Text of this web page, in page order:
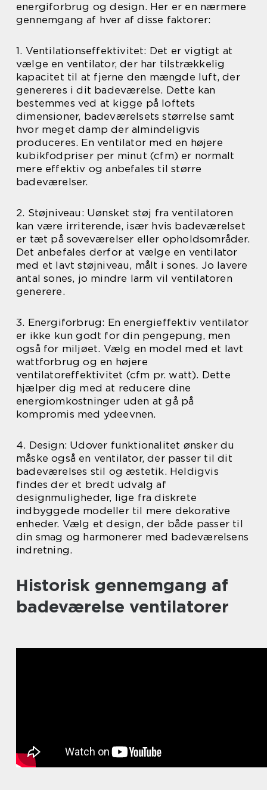
energiforbrug og design. Her er en nærmere
gennemgang af hver af disse faktorer:
1. Ventilationseffektivitet: Det er vigtigt at
vælge en ventilator, der har tilstrækkelig
kapacitet til at fjerne den mængde luft, der
genereres i dit badeværelse. Dette kan
bestemmes ved at kigge på loftets
dimensioner, badeværelsets størrelse samt
hvor meget damp der almindeligvis
produceres. En ventilator med en højere
kubikfodpriser per minut (cfm) er normalt
mere effektiv og anbefales til større
badeværelser.
2. Støjniveau: Uønsket støj fra ventilatoren
kan være irriterende, især hvis badeværelset
er tæt på soveværelser eller opholdsområder.
Det anbefales derfor at vælge en ventilator
med et lavt støjniveau, målt i sones. Jo lavere
antal sones, jo mindre larm vil ventilatoren
generere.
3. Energiforbrug: En energieffektiv ventilator
er ikke kun godt for din pengepung, men
også for miljøet. Vælg en model med et lavt
wattforbrug og en højere
ventilatoreffektivitet (cfm pr. watt). Dette
hjælper dig med at reducere dine
energiomkostninger uden at gå på
kompromis med ydeevnen.
4. Design: Udover funktionalitet ønsker du
måske også en ventilator, der passer til dit
badeværelses stil og æstetik. Heldigvis
findes der et bredt udvalg af
designmuligheder, lige fra diskrete
indbyggede modeller til mere dekorative
enheder. Vælg et design, der både passer til
din smag og harmonerer med badeværelsens
indretning.
Historisk gennemgang af
badeværelse ventilatorer